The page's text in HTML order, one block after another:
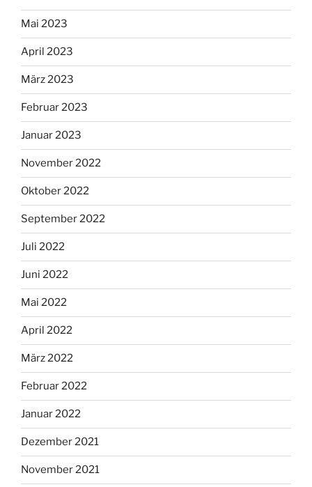
Mai 2023
April 2023
März 2023
Februar 2023
Januar 2023
November 2022
Oktober 2022
September 2022
Juli 2022
Juni 2022
Mai 2022
April 2022
März 2022
Februar 2022
Januar 2022
Dezember 2021
November 2021